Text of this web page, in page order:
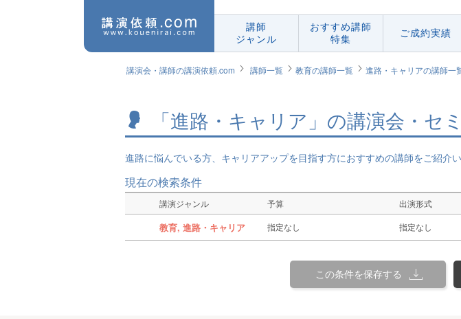
講師
ジャンル
おすすめ講師
特集
ご成約実績
講演会・講師の講演依頼.com 講師一覧 教育の講師一覧 進路・キャリアの講師一
「進路・キャリア」の講演会・セ
進路に悩んでいる方、キャリアアップを目指す方におすすめの講師をご紹介い
現在の検索条件
講演ジャンル 予算 出演形式
教育, 進路・キャリア 指定なし 指定なし
この条件を保存する